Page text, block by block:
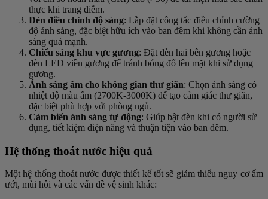
thực khi trang điểm.
Đèn điều chỉnh độ sáng: Lắp đặt công tắc điều chỉnh cường
độ ánh sáng, đặc biệt hữu ích vào ban đêm khi không cần ánh
sáng quá mạnh.
Chiếu sáng khu vực gương: Đặt đèn hai bên gương hoặc
đèn LED viền gương để tránh bóng đổ lên mặt khi sử dụng
gương.
Ánh sáng ấm cho không gian thư giãn: Chọn ánh sáng có
nhiệt độ màu ấm (2700K-3000K) để tạo cảm giác thư giãn,
đặc biệt phù hợp với phòng ngủ.
Cảm biến ánh sáng tự động: Giúp bật đèn khi có người sử
dụng, tiết kiệm điện năng và thuận tiện vào ban đêm.
Hệ thống thoát nước hiệu quả
Một hệ thống thoát nước được thiết kế tốt sẽ giảm thiểu nguy cơ ẩm
ướt, mùi hôi và các vấn đề vệ sinh khác: